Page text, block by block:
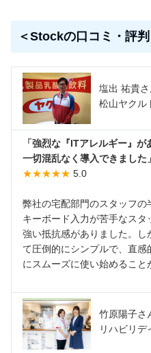
＜Stockの口コミ・評判
塩出 祐貴さ
松山ヤクル
「強烈な『ITアレルギー』
一切混乱なく導入できました」
★★★★★ 5.0
弊社の宅配部門のスタッフの
キーボード入力が苦手なス
強い抵抗感がありました。
て圧倒的にシンプルで、直
にスムーズに使い始めること
竹原陽子さ
リハビリデ